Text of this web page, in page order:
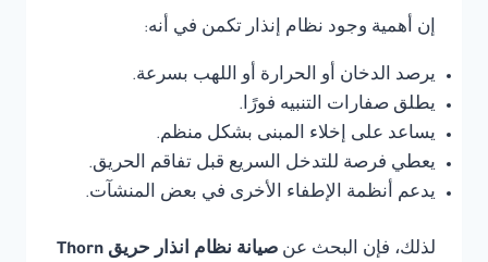
إن أهمية وجود نظام إنذار تكمن في أنه:
يرصد الدخان أو الحرارة أو اللهب بسرعة.
يطلق صفارات التنبيه فورًا.
يساعد على إخلاء المبنى بشكل منظم.
يعطي فرصة للتدخل السريع قبل تفاقم الحريق.
يدعم أنظمة الإطفاء الأخرى في بعض المنشآت.
لذلك، فإن البحث عن
صيانة نظام انذار حريق Thorn